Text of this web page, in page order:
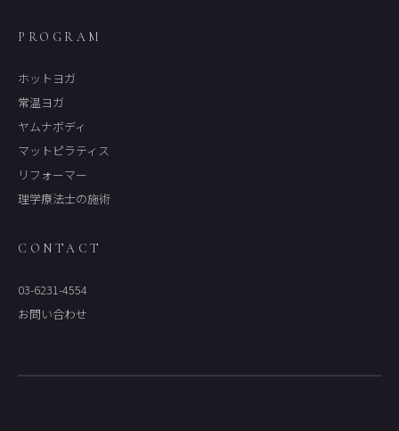
PROGRAM
ホットヨガ
常温ヨガ
ヤムナボディ
マットピラティス
リフォーマー
理学療法士の施術
CONTACT
03-6231-4554
お問い合わせ